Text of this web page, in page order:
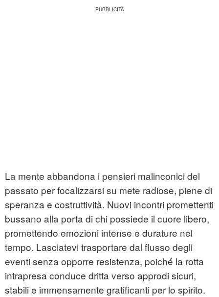
La mente abbandona i pensieri malinconici del
passato per focalizzarsi su mete radiose, piene di
speranza e costruttività. Nuovi incontri promettenti
bussano alla porta di chi possiede il cuore libero,
promettendo emozioni intense e durature nel
tempo. Lasciatevi trasportare dal flusso degli
eventi senza opporre resistenza, poiché la rotta
intrapresa conduce dritta verso approdi sicuri,
stabili e immensamente gratificanti per lo spirito.